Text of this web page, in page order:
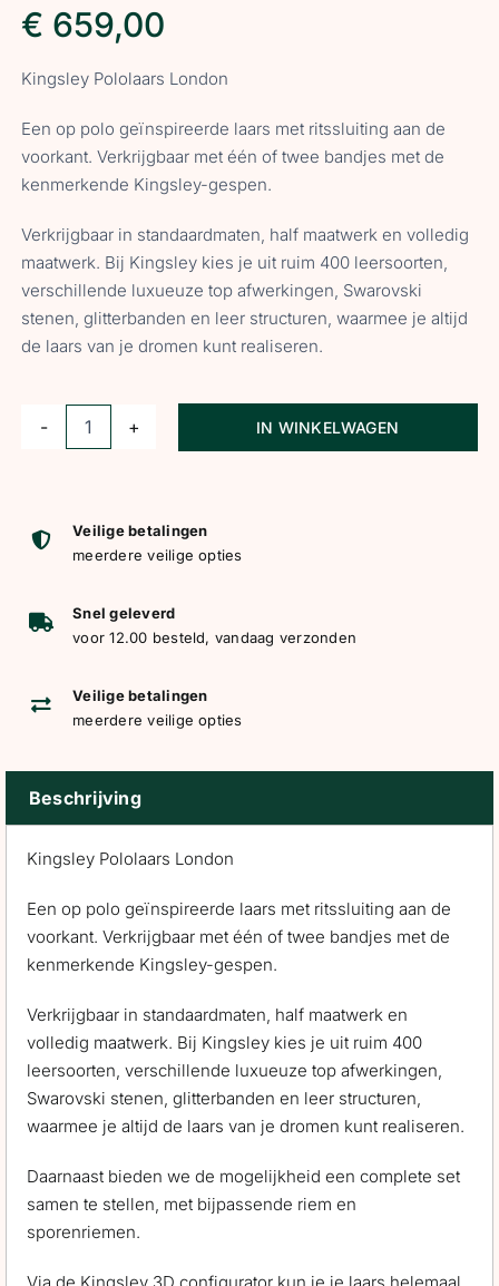
€ 659,00
Kingsley Pololaars London
Een op polo geïnspireerde laars met ritssluiting aan de
voorkant. Verkrijgbaar met één of twee bandjes met de
kenmerkende Kingsley-gespen.
Verkrijgbaar in standaardmaten, half maatwerk en volledig
maatwerk. Bij Kingsley kies je uit ruim 400 leersoorten,
verschillende luxueuze top afwerkingen, Swarovski
stenen, glitterbanden en leer structuren, waarmee je altijd
de laars van je dromen kunt realiseren.
Kingsley
aantal
IN WINKELWAGEN
Veilige betalingen
meerdere veilige opties
Snel geleverd
voor 12.00 besteld, vandaag verzonden
Veilige betalingen
meerdere veilige opties
Beschrijving
Kingsley Pololaars London
Een op polo geïnspireerde laars met ritssluiting aan de
voorkant. Verkrijgbaar met één of twee bandjes met de
kenmerkende Kingsley-gespen.
Verkrijgbaar in standaardmaten, half maatwerk en
volledig maatwerk. Bij Kingsley kies je uit ruim 400
leersoorten, verschillende luxueuze top afwerkingen,
Swarovski stenen, glitterbanden en leer structuren,
waarmee je altijd de laars van je dromen kunt realiseren.
Daarnaast bieden we de mogelijkheid een complete set
samen te stellen, met bijpassende riem en
sporenriemen.